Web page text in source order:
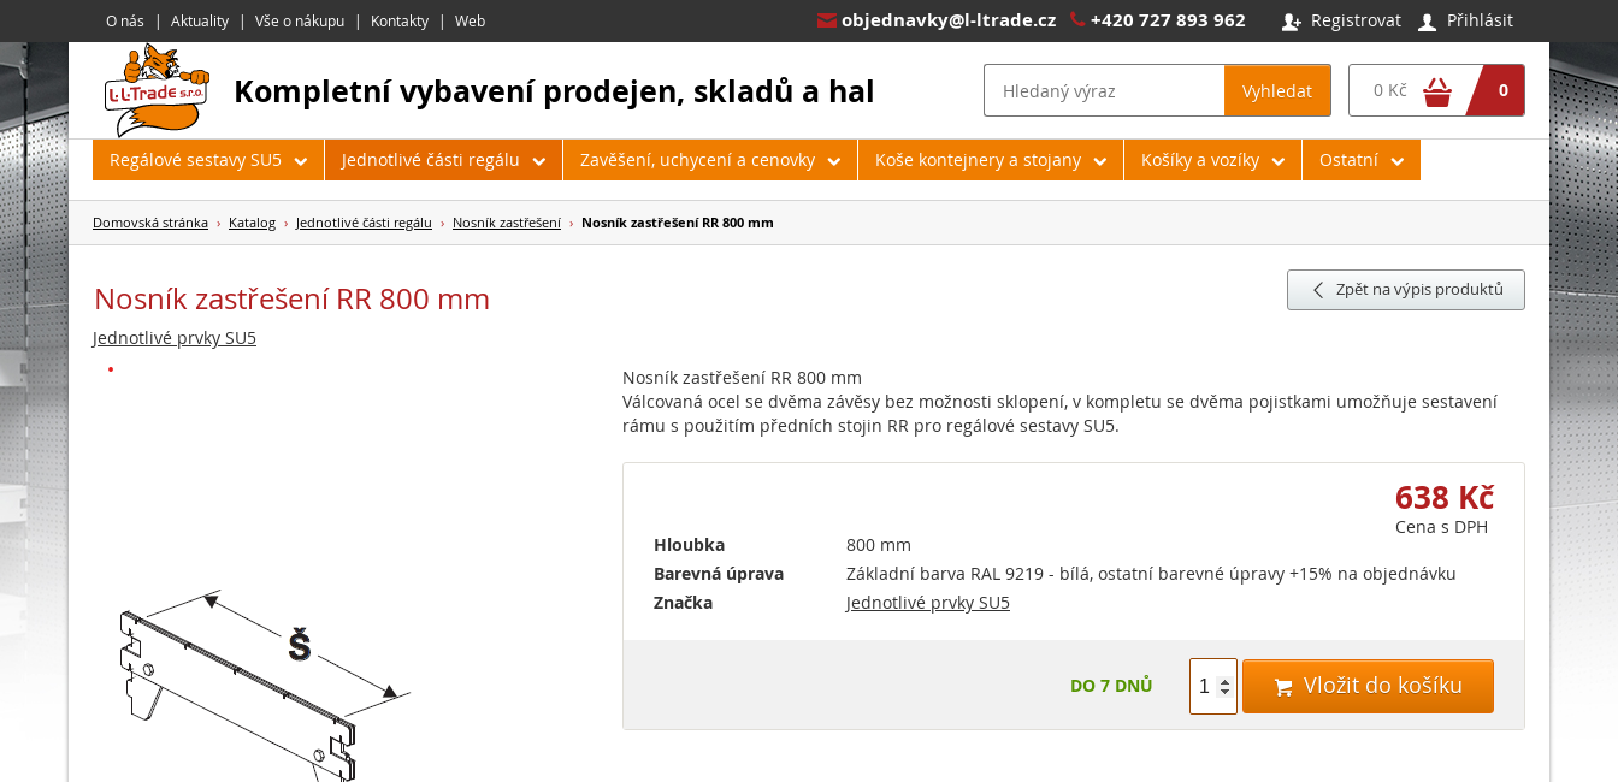
 Registrovat  Přihlásit
 objednavky@l-ltrade.cz  +420 727 893 962
O nás Aktuality Vše o nákupu Kontakty Web
kompletní vybavení prodejen, skladů a hal Vyhledat 0
0 Kč 
Regálové sestavy SU5 Jednotlivé části regálu Zavěšení, uchycení a cenovky Koše kontejnery a stojany Košíky a vozíky Ostatní
Domovská stránka › Katalog › Jednotlivé části regálu › Nosník zastřešení › Nosník zastřešení RR 800 mm
 Zpět na výpis produktů
Nosník zastřešení RR 800 mm
Jednotlivé prvky SU5
Nosník zastřešení RR 800 mm
Válcovaná ocel se dvěma závěsy bez možnosti sklopení, v kompletu se dvěma pojistkami umožňuje sestavení
rámu s použitím předních stojin RR pro regálové sestavy SU5.
638 Kč
Cena s DPH
Hloubka
800 mm
Barevná úprava
Základní barva RAL 9219 - bílá, ostatní barevné úpravy +15% na objednávku
Značka
Jednotlivé prvky SU5
 Vložit do košíku
DO 7 DNŮ